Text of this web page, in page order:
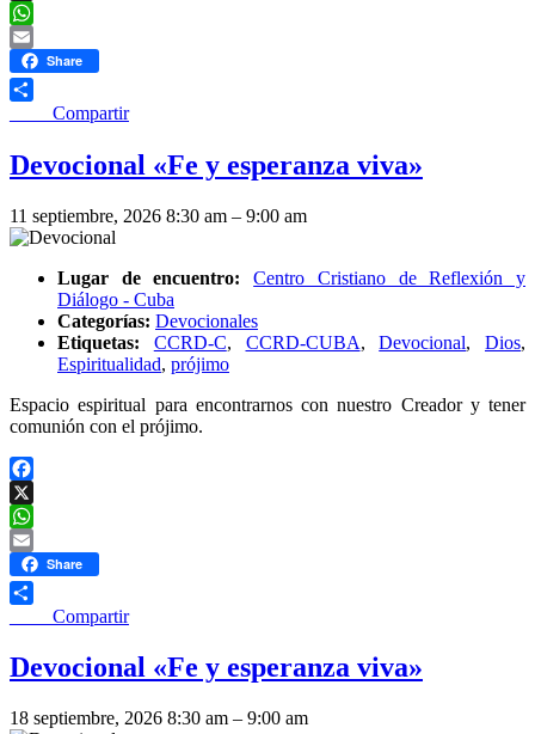
X
WhatsApp
EmailShare
____ Compartir
Devocional «Fe y esperanza viva»
11 septiembre, 2026 8:30 am – 9:00 am
Lugar de encuentro:
Centro Cristiano de Reflexión y
Diálogo - Cuba
Categorías: Devocionales
Etiquetas:
CCRD-C, CCRD-CUBA,Devocional, Dios,
Espiritualidad, prójimo
Espacio espiritual para encontrarnos con nuestro Creador y tener
comunión con el prójimo.
Facebook
X
WhatsApp
EmailShare
____ Compartir
Devocional «Fe y esperanza viva»
18 septiembre, 2026 8:30 am – 9:00 am